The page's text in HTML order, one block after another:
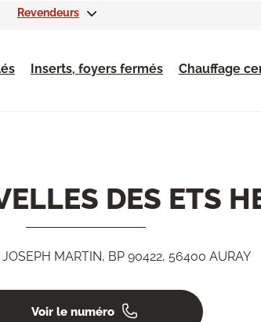
Inserts, foyers fermés Chauffage
Revendeurs
DES ETS
MARTIN, BP 90422, 56400 AURAY
Voir le numéro